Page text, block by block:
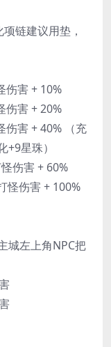
链建议用垫，
伤害 + 10%
伤害 + 20%
伤害 + 40% （充
星珠）
伤害 + 60%
怪伤害 + 100%
城左上角NPC把